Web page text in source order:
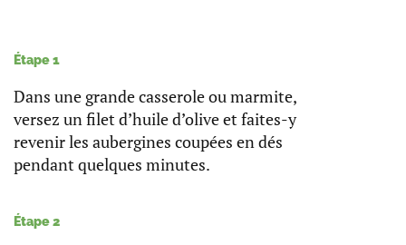
Étape 1
Dans une grande casserole ou marmite,
versez un filet d’huile d’olive et faites-y
revenir les aubergines coupées en dés
pendant quelques minutes.
Étape 2